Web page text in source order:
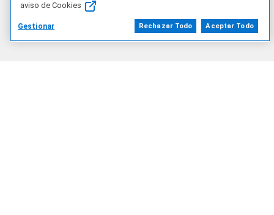
BO/ES
aviso de Cookies
Gestionar Rechazar Todo Aceptar Todo